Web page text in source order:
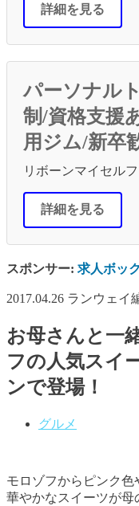
詳細を見る
パーソナル
制/資格支援
用ジム/新卒
リボーンマイセル
詳細を見る
スポンサー: 求人ボッ
2017.04.26 ランウェイ
お母さんと一
フの人気スイ
ンで登場！
グルメ
モロゾフからピンク
華やかなスイーツが